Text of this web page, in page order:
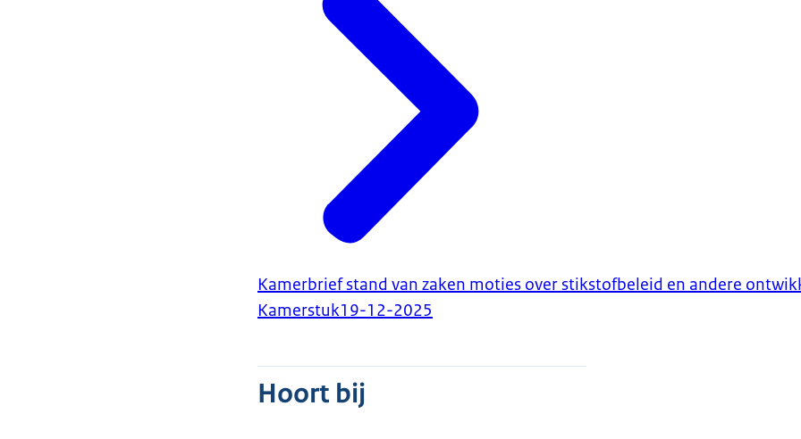
Kamerbrief stand van zaken moties over stikstofbeleid en andere
Kamerstuk19-12-2025
Hoort bij